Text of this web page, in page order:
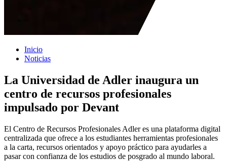
Inicio
Noticias
La Universidad de Adler inaugura un
centro de recursos profesionales
impulsado por Devant
El Centro de Recursos Profesionales Adler es una plataforma digital
centralizada que ofrece a los estudiantes herramientas profesionales
a la carta, recursos orientados y apoyo práctico para ayudarles a
pasar con confianza de los estudios de posgrado al mundo laboral.